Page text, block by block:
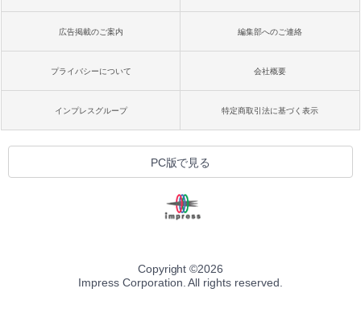
広告掲載のご案内 編集部へのご連絡
プライバシーについて 会社概要
インプレスグループ 特定商取引法に基づく表示
PC版で見る
Copyright ©2026
Impress Corporation. All rights reserved.